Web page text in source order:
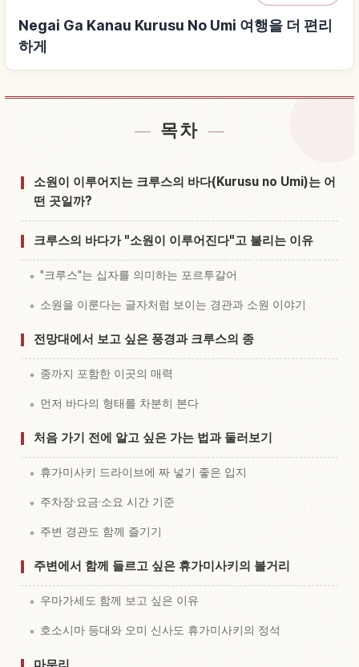
Negai Ga Kanau Kurusu No Umi 여행을 더 편리
하게
Negai Ga Kanau Kurusu No Umi 근처 숙소 찾기
Negai Ga Kanau Kurusu No Umi 체험 찾기↗
목차
소원이 이루어지는 크루스의 바다(Kurusu no Umi)는 어
떤 곳일까?
크루스의 바다가 "소원이 이루어진다"고 불리는 이유
"크루스"는 십자를 의미하는 포르투갈어
소원을 이룬다는 글자처럼 보이는 경관과 소원 이야기
전망대에서 보고 싶은 풍경과 크루스의 종
종까지 포함한 이곳의 매력
먼저 바다의 형태를 차분히 본다
처음 가기 전에 알고 싶은 가는 법과 둘러보기
휴가미사키 드라이브에 짜 넣기 좋은 입지
주차장·요금·소요 시간 기준
주변 경관도 함께 즐기기
주변에서 함께 들르고 싶은 휴가미사키의 볼거리
우마가세도 함께 보고 싶은 이유
호소시마 등대와 오미 신사도 휴가미사키의 정석